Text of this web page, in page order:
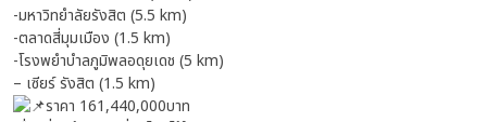
-มหาวิทยำลัยรังสิต (5.5 km)
-ตลาดสี่มุมเมือง (1.5 km)
-โรงพยำบำลภูมิพลอดุยเดช (5 km)
– เซียร์ รังสิต (1.5 km)
ราคา 161,440,000บาท